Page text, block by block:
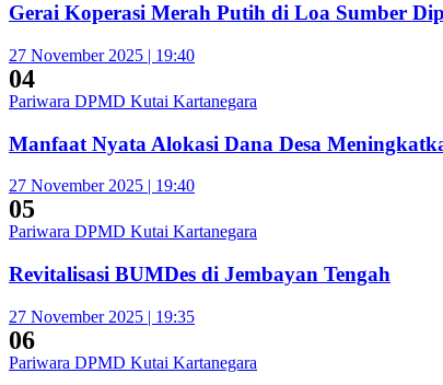
Gerai Koperasi Merah Putih di Loa Sumber
27 November 2025 | 19:40
04
Pariwara DPMD Kutai Kartanegara
Manfaat Nyata Alokasi Dana Desa
27 November 2025 | 19:40
05
Pariwara DPMD Kutai Kartanegara
Revitalisasi BUMDes di Jembayan Tengah
27 November 2025 | 19:35
06
Pariwara DPMD Kutai Kartanegara